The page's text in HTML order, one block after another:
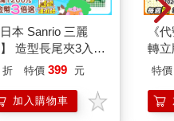
日本 Sanrio 三麗
造型長尾夾3入組
可選) 凱蒂貓 Hello
折 特價 399 元
加入購物車
《
轉立
特價